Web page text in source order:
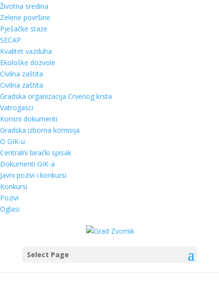
Životna sredina
Zelene površine
Pješačke staze
SECAP
Kvalitet vazduha
Ekološke dozvole
Civilna zaštita
Civilna zaštita
Gradska organizacija Crvenog krsta
Vatrogasci
Korisni dokumenti
Gradska izborna komisija
O GIK-u
Centralni birački spisak
Dokumenti GIK-a
Javni pozivi i konkursi
Konkursi
Pozivi
Oglasi
Select Page